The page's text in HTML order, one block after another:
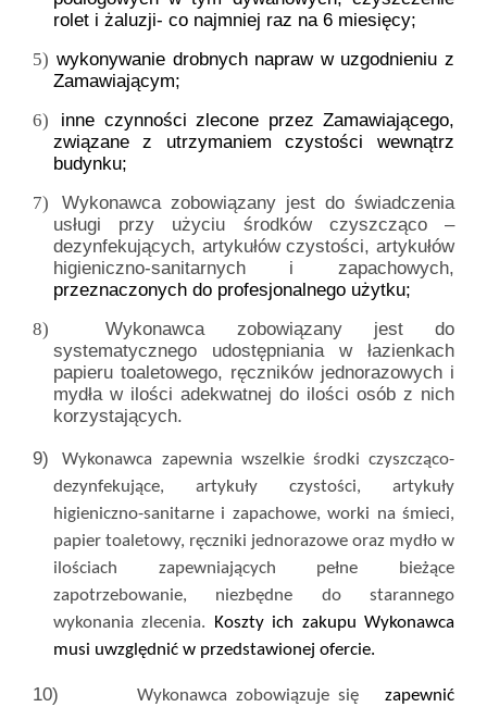
rolet i żaluzji- co najmniej raz na 6 miesięcy;
5) wykonywanie drobnych napraw w uzgodnieniu z
Zamawiającym;
6)
inne czynności zlecone przez Zamawiającego,
związane z utrzymaniem czystości wewnątrz
budynku;
7)
Wykonawca zobowiązany jest do świadczenia
usługi przy użyciu środków czyszcząco –
dezynfekujących, artykułów czystości, artykułów
higieniczno-sanitarnych i zapachowych,
przeznaczonych do profesjonalnego użytku;
8)
Wykonawca zobowiązany jest do
systematycznego udostępniania w łazienkach
papieru toaletowego, ręczników jednorazowych i
mydła w ilości adekwatnej do ilości osób z nich
korzystających.
9)
Wykonawca zapewnia wszelkie środki czyszcząco-
dezynfekujące, artykuły czystości, artykuły
higieniczno-sanitarne i zapachowe, worki na śmieci,
papier toaletowy, ręczniki jednorazowe oraz mydło w
ilościach zapewniających pełne bieżące
zapotrzebowanie, niezbędne do starannego
wykonania zlecenia.
Koszty ich zakupu Wykonawca
musi uwzględnić w przedstawionej ofercie.
10) Wykonawca zobowiązuje się
zapewnić